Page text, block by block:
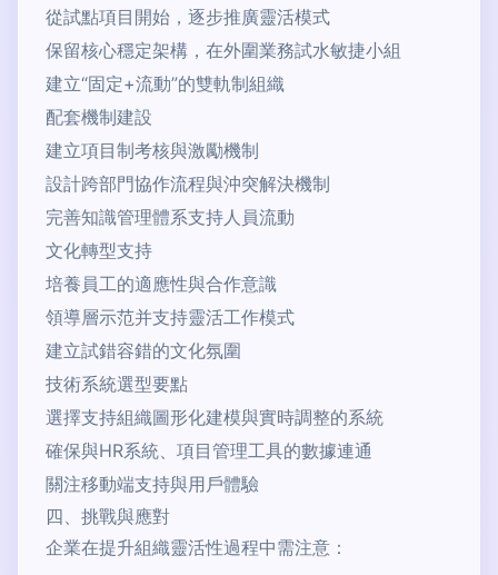
從試點項目開始，逐步推廣靈活模式
保留核心穩定架構，在外圍業務試水敏捷小組
建立“固定+流動”的雙軌制組織
配套機制建設
建立項目制考核與激勵機制
設計跨部門協作流程與沖突解決機制
完善知識管理體系支持人員流動
文化轉型支持
培養員工的適應性與合作意識
領導層示范并支持靈活工作模式
建立試錯容錯的文化氛圍
技術系統選型要點
選擇支持組織圖形化建模與實時調整的系統
確保與HR系統、項目管理工具的數據連通
關注移動端支持與用戶體驗
四、挑戰與應對
企業在提升組織靈活性過程中需注意：